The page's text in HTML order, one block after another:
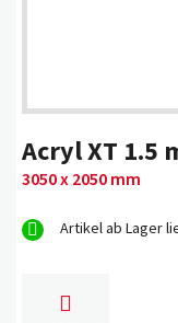
Acryl XT 1.5
3050 x 2050 mm
Artikel ab Lager